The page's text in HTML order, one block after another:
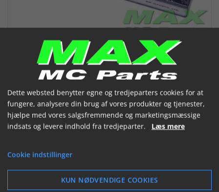
RK Kæde 525XSO-112 RX - ring
(053017)
Dette websted benytter egne og tredjeparters cookies for at
fungere, analysere din brug af vores produkter og tjenester,
hjælpe med vores salgsfremmende og marketingsmæssige
indsats og levere indhold fra tredjeparter. Læs mere
Cookie indstillinger
KUN NØDVENDIGE COOKIES